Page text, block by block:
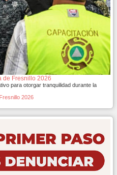
de Fresnillo 2026
para otorgar tranquilidad durante la
2026